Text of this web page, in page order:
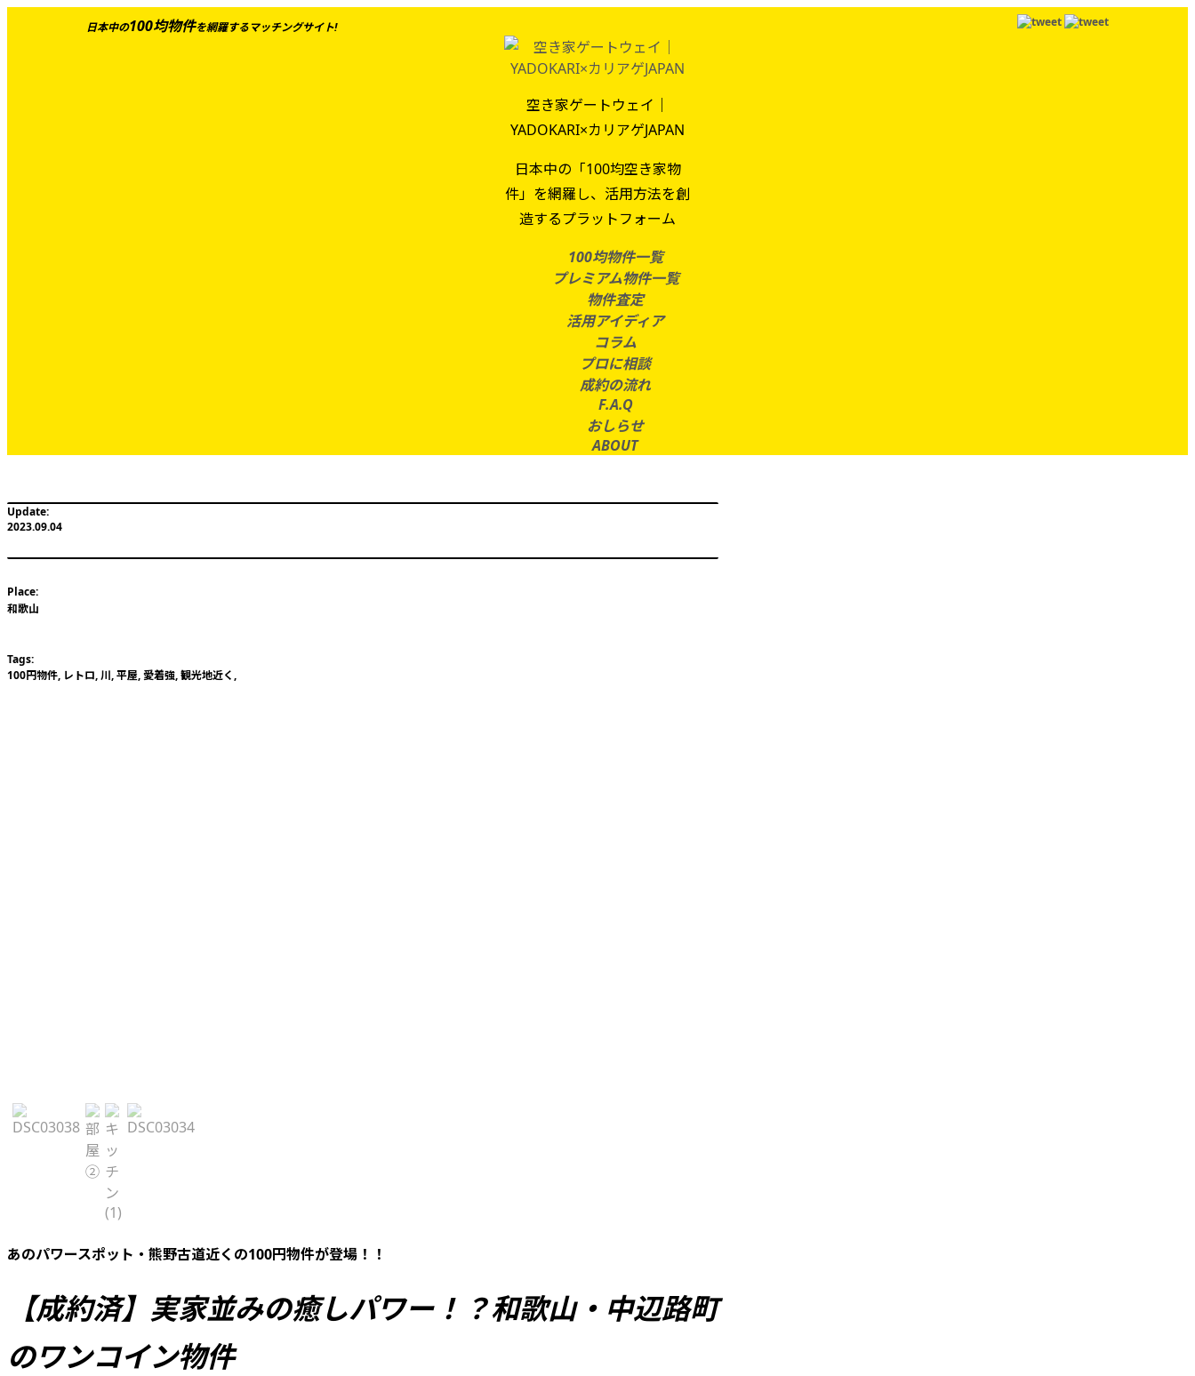
日本中の100均物件を網羅するマッチングサイト!
空き家ゲートウェイ｜
YADOKARI×カリアゲJAPAN
日本中の「100均空き家物
件」を網羅し、活用方法を創
造するプラットフォーム
100均物件一覧
プレミアム物件一覧
物件査定
活用アイディア
コラム
プロに相談
成約の流れ
F.A.Q
おしらせ
ABOUT
2023.09.04
和歌山
100円物件, レトロ,川,平屋,愛着強,観光地近く,
あのパワースポット・熊野古道近くの100円物件が登場！！
【成約済】実家並みの癒しパワー！？和歌山・中辺路町
のワンコイン物件